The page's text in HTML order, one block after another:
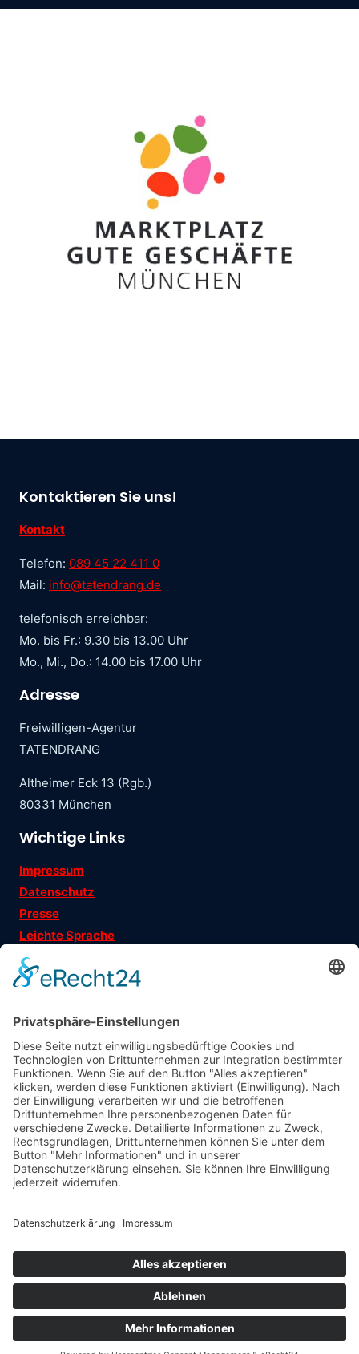
Kontaktieren Sie uns!
Kontakt
Telefon: 089 45 22 411 0
Mail: info@tatendrang.de
telefonisch erreichbar:
Mo. bis Fr.: 9.30 bis 13.00 Uhr
Mo., Mi., Do.: 14.00 bis 17.00 Uhr
Adresse
Freiwilligen-Agentur
TATENDRANG
Altheimer Eck 13 (Rgb.)
80331 München
Wichtige Links
Impressum
Datenschutz
Presse
Leichte Sprache
Ehrenamtsgeschichten
Folgen Sie uns auf
Träger: Verein für Fraueninteressen e.V.
Förderung: Landeshauptstadt München, Sozialreferat
Abonniere jetzt
unseren Newsletter!
Informiert bleiben
© 2026 - TATENDRANG Freiwilligen-Agentur